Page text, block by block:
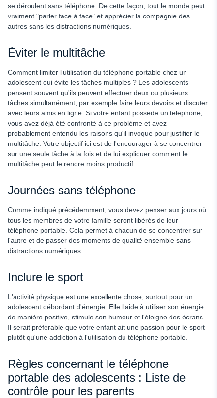
se déroulent sans téléphone. De cette façon, tout le monde peut
vraiment "parler face à face" et apprécier la compagnie des
autres sans les distractions numériques.
Éviter le multitâche
Comment limiter l'utilisation du téléphone portable chez un
adolescent qui évite les tâches multiples ? Les adolescents
pensent souvent qu'ils peuvent effectuer deux ou plusieurs
tâches simultanément, par exemple faire leurs devoirs et discuter
avec leurs amis en ligne. Si votre enfant possède un téléphone,
vous avez déjà été confronté à ce problème et avez
probablement entendu les raisons qu'il invoque pour justifier le
multitâche. Votre objectif ici est de l'encourager à se concentrer
sur une seule tâche à la fois et de lui expliquer comment le
multitâche peut le rendre moins productif.
Journées sans téléphone
Comme indiqué précédemment, vous devez penser aux jours où
tous les membres de votre famille seront libérés de leur
téléphone portable. Cela permet à chacun de se concentrer sur
l'autre et de passer des moments de qualité ensemble sans
distractions numériques.
Inclure le sport
L'activité physique est une excellente chose, surtout pour un
adolescent débordant d'énergie. Elle l'aide à utiliser son énergie
de manière positive, stimule son humeur et l'éloigne des écrans.
Il serait préférable que votre enfant ait une passion pour le sport
plutôt qu'une addiction à l'utilisation du téléphone portable.
Règles concernant le téléphone
portable des adolescents : Liste de
contrôle pour les parents